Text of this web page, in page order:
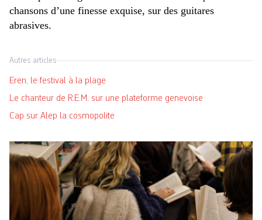
chansons d’une finesse exquise, sur des guitares
abrasives.
Autres articles
Eren, le festival à la plage
Le chanteur de R.E.M. sur une plateforme genevoise
Cap sur Alep la cosmopolite